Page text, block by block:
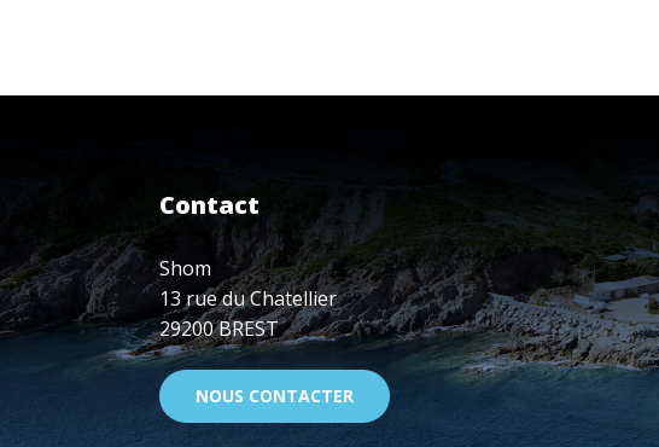
Contact
Shom
13 rue du Chatellier
29200 BREST
NOUS CONTACTER